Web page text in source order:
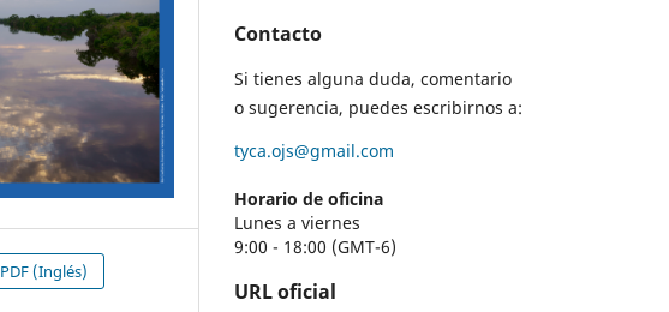
PDF (Inglés)
Contacto
Si tienes alguna duda, comentario
o sugerencia, puedes escribirnos a:
tyca.ojs@gmail.com
Horario de oficina
Lunes a viernes
9:00 - 18:00 (GMT-6)
URL oficial